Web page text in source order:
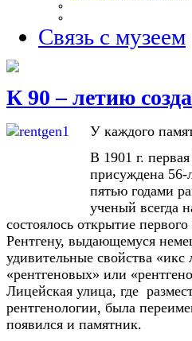
Связь с музеем
К 90 – летию
У каждого
В 1901 г.
присуждена 56-
пятью годами
ученый всегда
состоялось открытие
Рентгену, выдающемуся
удивительные свойства
«рентгеновых» или
Лицейская улица, где
рентгенологии, была
появился и памятник.